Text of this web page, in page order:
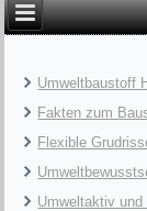
Umweltbaustoff
Fakten zum
Flexible
Umweltaktiv und